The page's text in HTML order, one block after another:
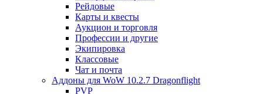
Рейдовые
Карты и квесты
Аукцион и торговля
Профессии и другие
Экипировка
Классовые
Чат и почта
Аддоны для WoW 10.2.7 Dragonflight
PVP